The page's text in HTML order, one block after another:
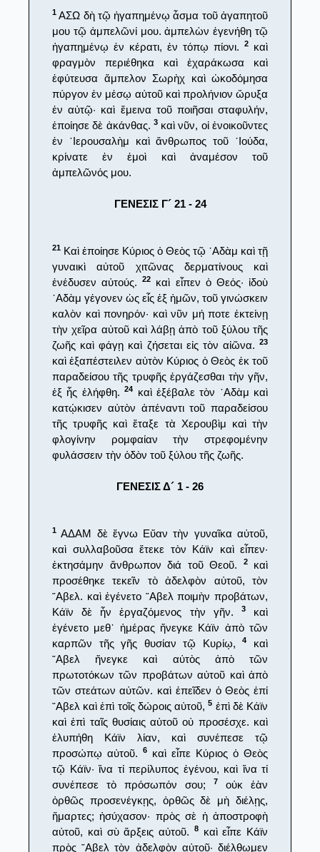
1 ΑΣΩ δὴ τῷ ἠγαπημένῳ ἆσμα τοῦ ἀγαπητοῦ
μου τῷ ἀμπελῶνί μου. ἀμπελὼν ἐγενήθη τῷ
ἠγαπημένῳ ἐν κέρατι, ἐν τόπῳ πίονι.
2
καὶ
φραγμὸν περιέθηκα καὶ ἐχαράκωσα καὶ
ἐφύτευσα ἄμπελον Σωρὴχ καὶ ὠκοδόμησα
πύργον ἐν μέσῳ αὐτοῦ καὶ προλήνιον ὤρυξα
ἐν αὐτῷ· καὶ ἔμεινα τοῦ ποιῆσαι σταφυλήν,
ἐποίησε δὲ ἀκάνθας. 3καὶ νῦν, οἱ ἐνοικοῦντες
ἐν ῾Ιερουσαλὴμ καὶ ἄνθρωπος τοῦ ᾿Ιούδα,
κρίνατε ἐν ἐμοὶ καὶ ἀναμέσον τοῦ
ἀμπελῶνός μου.
ΓΕΝΕΣΙΣ Γ´ 21 - 24
21 Καὶ ἐποίησε Κύριος ὁ Θεὸς τῷ ᾿Αδὰμ καὶ τῇ
γυναικὶ αὐτοῦ χιτῶνας δερματίνους καὶ
ἐνέδυσεν αὐτούς.22
καὶ εἶπεν ὁ Θεός· ἰδοὺ
᾿Αδὰμ γέγονεν ὡς εἷς ἐξ ἡμῶν, τοῦ γινώσκειν
καλὸν καὶ πονηρόν· καὶ νῦν μή ποτε ἐκτείνῃ
τὴν χεῖρα αὐτοῦ καὶ λάβῃ ἀπὸ τοῦ ξύλου τῆς
ζωῆς καὶ φάγῃ καὶ ζήσεται εἰς τὸν αἰῶνα. 23
καὶ ἐξαπέστειλεν αὐτὸν Κύριος ὁ Θεὸς ἐκ τοῦ
παραδείσου τῆς τρυφῆς ἐργάζεσθαι τὴν γῆν,
ἐξ ἧς ἐλήφθη.24
καὶ ἐξέβαλε τὸν ᾿Αδὰμ καὶ
κατῴκισεν αὐτὸν ἀπέναντι τοῦ παραδείσου
τῆς τρυφῆς καὶ ἔταξε τὰ Χερουβὶμ καὶ τὴν
φλογίνην ρομφαίαν τὴν στρεφομένην
φυλάσσειν τὴν ὁδὸν τοῦ ξύλου τῆς ζωῆς.
ΓΕΝΕΣΙΣ Δ´ 1 - 26
1 ΑΔΑΜ δὲ ἔγνω Εὔαν τὴν γυναῖκα αὐτοῦ,
καὶ συλλαβοῦσα ἔτεκε τὸν Κάϊν καὶ εἶπεν·
ἐκτησάμην ἄνθρωπον διά τοῦ Θεοῦ.
2καὶ
προσέθηκε τεκεῖν τὸ ἀδελφὸν αὐτοῦ, τὸν
῎Αβελ. καὶ ἐγένετο ῎Αβελ ποιμὴν προβάτων,
Κάϊν δὲ ἦν ἐργαζόμενος τὴν γῆν.
3καὶ
ἐγένετο μεθ᾿ ἡμέρας ἤνεγκε Κάϊν ἀπὸ τῶν
καρπῶν τῆς γῆς θυσίαν τῷ Κυρίῳ,4
καὶ
῎Αβελ ἤνεγκε καὶ αὐτὸς ἀπὸ τῶν
πρωτοτόκων τῶν προβάτων αὐτοῦ καὶ ἀπὸ
τῶν στεάτων αὐτῶν. καὶ ἐπεῖδεν ὁ Θεὸς ἐπί
῎Αβελ καὶ ἐπὶ τοῖς δώροις αὐτοῦ,5 ἐπὶ δὲ Κάϊν
καὶ ἐπὶ ταῖς θυσίαις αὐτοῦ οὐ προσέσχε. καὶ
ἐλυπήθη Κάϊν λίαν, καὶ συνέπεσε τῷ
προσώπῳ αὐτοῦ.
6
καὶ εἶπε Κύριος ὁ Θεὸς
τῷ Κάϊν· ἵνα τί περίλυπος ἐγένου, καὶ ἵνα τί
συνέπεσε τὸ πρόσωπόν σου;
7
οὐκ ἐὰν
ὀρθῶς προσενέγκῃς, ὀρθῶς δὲ μὴ διέλῃς,
ἥμαρτες; ἡσύχασον· πρὸς σὲ ἡ ἀποστροφὴ
αὐτοῦ, καὶ σὺ ἄρξεις αὐτοῦ.
8καὶ εἶπε Κάϊν
πρὸς ῎Αβελ τὸν ἀδελφὸν αὐτοῦ· διέλθωμεν